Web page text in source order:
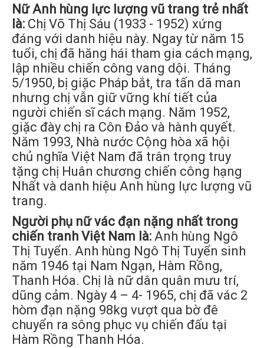
Nữ Anh hùng lực lượng vũ trang trẻ nhất
là: Chị Võ Thị Sáu (1933 - 1952) xứng
đáng với danh hiệu này. Ngay từ năm 15
tuổi, chị đã hăng hái tham gia cách mạng,
lập nhiều chiến công vang dội. Tháng
5/1950, bị giặc Pháp bắt, tra tấn dã man
nhưng chị vẫn giữ vững khí tiết của
người chiến sĩ cách mạng. Năm 1952,
giặc đày chị ra Côn Đảo và hành quyết.
Năm 1993, Nhà nước Cộng hòa xã hội
chủ nghĩa Việt Nam đã trân trọng truy
tặng chị Huân chương chiến công hạng
Nhất và danh hiệu Anh hùng lực lượng vũ
trang.
Người phụ nữ vác đạn nặng nhất trong
chiến tranh Việt Nam là: Anh hùng Ngô
Thị Tuyển. Anh hùng Ngô Thị Tuyển sinh
năm 1946 tại Nam Ngạn, Hàm Rồng,
Thanh Hóa. Chị là nữ dân quân mưu trí,
dũng cảm. Ngày 4 – 4- 1965, chị đã vác 2
hòm đạn nặng 98kg vượt qua bờ đê
chuyển ra sông phục vụ chiến đấu tại
Hàm Rồng Thanh Hóa.